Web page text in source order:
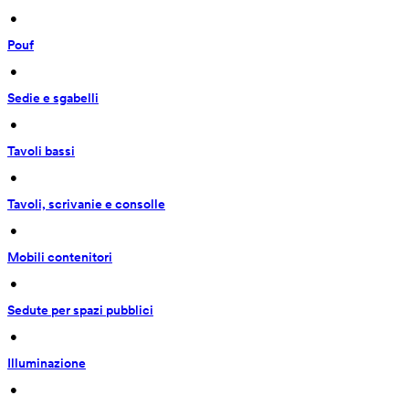
•
Pouf
•
Sedie e sgabelli
•
Tavoli bassi
•
Tavoli, scrivanie e consolle
•
Mobili contenitori
•
Sedute per spazi pubblici
•
Illuminazione
•